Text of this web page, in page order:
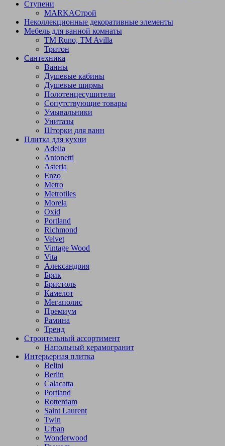
Ступени
МARKAСтрой
Неколлекционные декоративные элементы
Мебель для ванной комнаты
TM Runo, TM Avilla
Тритон
Сантехника
Ванны
Душевые кабины
Душевые ширмы
Полотенцесушители
Сопутствующие товары
Умывальники
Унитазы
Шторки для ванн
Плитка для кухни
Adelia
Antonetti
Asteria
Enzo
Metro
Metrotiles
Morela
Oxid
Portland
Richmond
Velvet
Vintage Wood
Vita
Александрия
Брик
Бристоль
Камелот
Мегаполис
Премиум
Рамина
Тренд
Строительный ассортимент
Напольный керамогранит
Интерьерная плитка
Belini
Berlin
Calacatta
Portland
Rotterdam
Saint Laurent
Twin
Urban
Wonderwood